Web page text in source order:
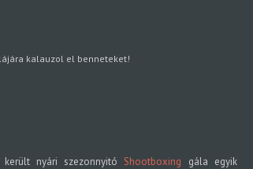
kalauzol el benneteket!
került nyári szezonnyitóShootboxing gála egyik